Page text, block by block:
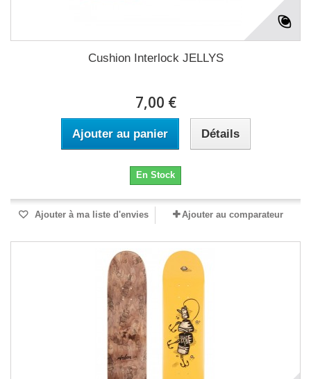
Cushion Interlock JELLYS
7,00 €
Ajouter au panier Détails
En Stock
Ajouter à ma liste d'envies Ajouter au comparateur